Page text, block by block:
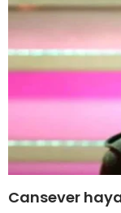
Cansever